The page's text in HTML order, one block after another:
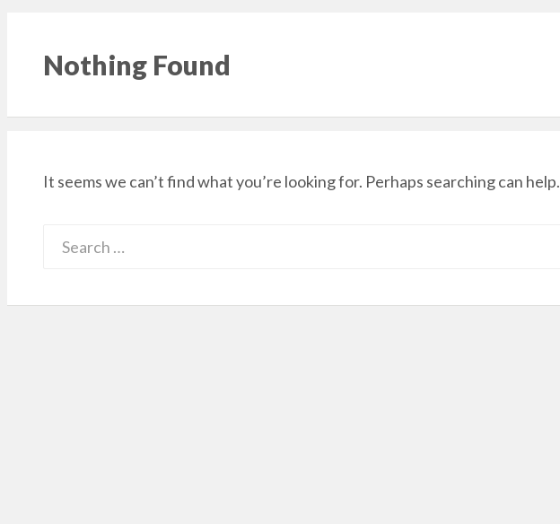
Nothing Found
It seems we can’t find what you’re looking for. Perhaps searching can help.
Search